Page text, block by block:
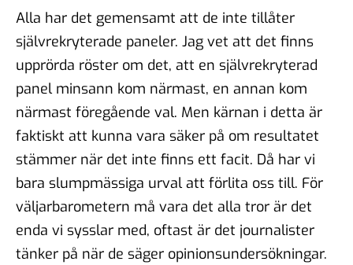
Alla har det gemensamt att de inte tillåter
självrekryterade paneler. Jag vet att det finns
upprörda röster om det, att en självrekryterad
panel minsann kom närmast, en annan kom
närmast föregående val. Men kärnan i detta är
faktiskt att kunna vara säker på om resultatet
stämmer när det inte finns ett facit. Då har vi
bara slumpmässiga urval att förlita oss till. För
väljarbarometern må vara det alla tror är det
enda vi sysslar med, oftast är det journalister
tänker på när de säger opinionsundersökningar.